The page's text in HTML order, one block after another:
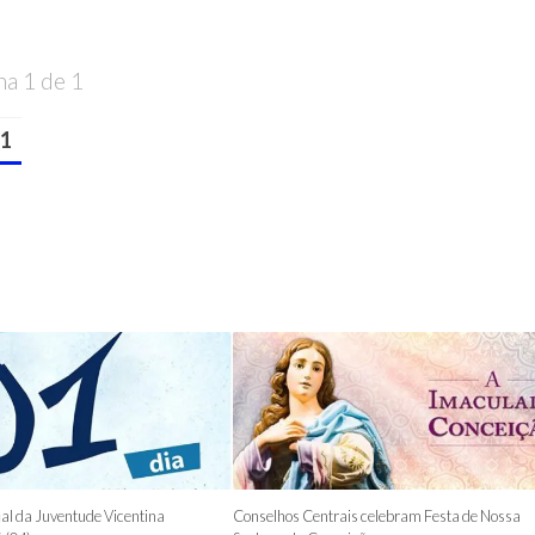
1 de 1
1
da Juventude Vicentina
Conselhos Centrais celebram Festa de Nossa